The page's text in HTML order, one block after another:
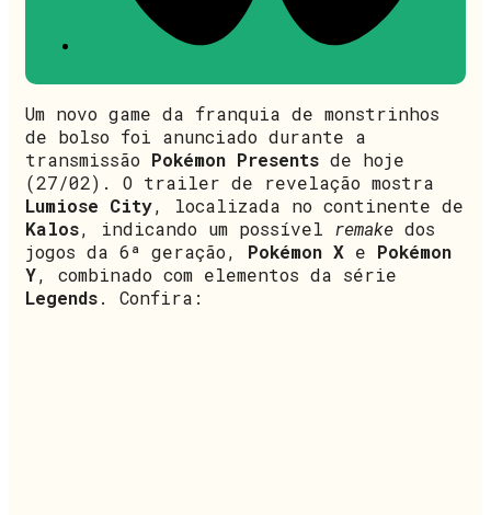
Um novo game da franquia de monstrinhos
de bolso foi anunciado durante a
transmissão Pokémon Presents de hoje
(27/02). O trailer de revelação mostra
Lumiose City, localizada no continente de
Kalos, indicando um possível remake dos
jogos da 6ª geração, Pokémon X e Pokémon
Y, combinado com elementos da série
Legends. Confira: